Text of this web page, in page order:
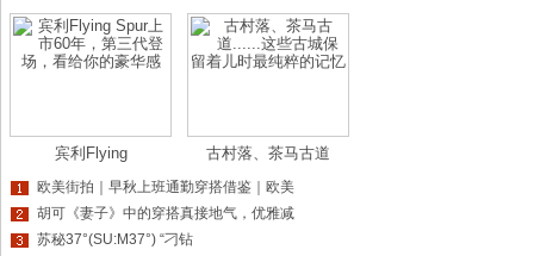
宾利Flying 古村落、茶马古道
欧美街拍｜早秋上班通勤穿搭借鉴｜欧美
胡可《妻子》中的穿搭真接地气，优雅减
苏秘37°(SU:M37°) “刁钻